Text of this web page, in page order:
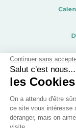
Continuer sans
Salut c'est nous...
les
On a attendu d'être
ce site vous intéresse
déranger, mais on
visite...
Recevez les